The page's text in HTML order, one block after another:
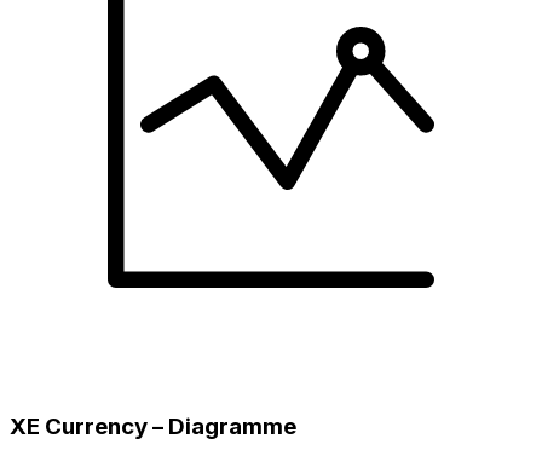
XE Currency – Diagramme